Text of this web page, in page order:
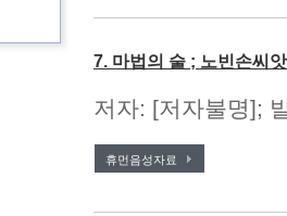
7. 마법의 술 ; 노빈손씨
저자: [저자불명];
휴먼음성자료